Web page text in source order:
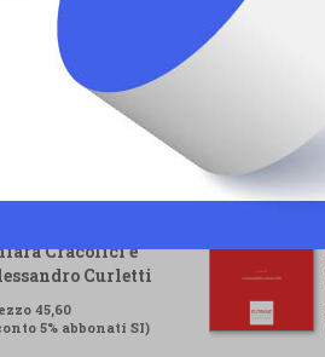
Cracolici e
Curletti
45,60
5% abbonati SI)